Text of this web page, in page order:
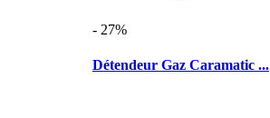
- 27%
Détendeur Gaz Caramatic ...